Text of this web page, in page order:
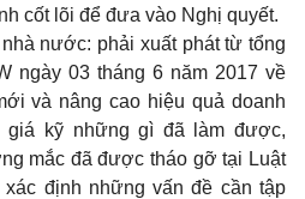
cốt lõi để đưa vào Nghị quyết.
nước: phải xuất phát từ tổng
ngày 03 tháng 6 năm 2017 về
và nâng cao hiệu quả doanh
giá kỹ những gì đã làm được,
mắc đã được tháo gỡ tại Luật
định những vấn đề cần tập